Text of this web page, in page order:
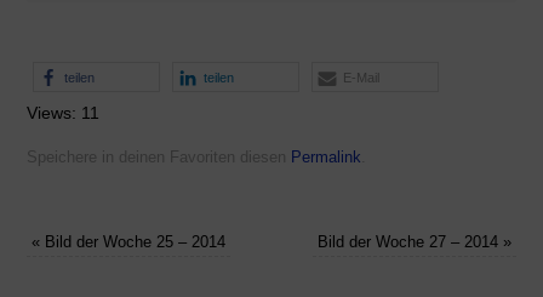
teilen teilen E-Mail
Views: 11
Speichere in deinen Favoriten diesen Permalink
«Bild der Woche 25 – 2014 Bild der Woche 27 – 2014 »